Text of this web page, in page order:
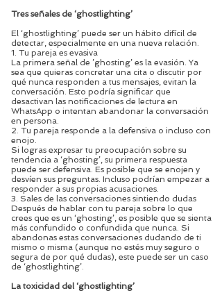
Tres señales de ‘ghostlighting’
El ‘ghostlighting’ puede ser un hábito difícil de
detectar, especialmente en una nueva relación.
1. Tu pareja es evasiva
La primera señal de ’ghosting’ es la evasión. Ya
sea que quieras concretar una cita o discutir por
qué nunca responden a tus mensajes, evitan la
conversación. Esto podría significar que
desactivan las notificaciones de lectura en
WhatsApp o intentan abandonar la conversación
en persona.
2. Tu pareja responde a la defensiva o incluso con
enojo.
Si logras expresar tu preocupación sobre su
tendencia a ‘ghosting’, su primera respuesta
puede ser defensiva. Es posible que se enojen y
desvíen sus preguntas. Incluso podrían empezar a
responder a sus propias acusaciones.
3. Sales de las conversaciones sintiendo dudas
Después de hablar con tu pareja sobre lo que
crees que es un ‘ghosting’, es posible que se sienta
más confundido o confundida que nunca. Si
abandonas estas conversaciones dudando de ti
mismo o misma (aunque no estés muy seguro o
segura de por qué dudas), este puede ser un caso
de ‘ghostlighting’.
La toxicidad del ‘ghostlighting’